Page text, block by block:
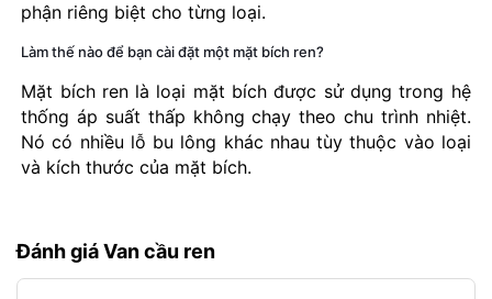
phận riêng biệt cho từng loại.
Làm thế nào để bạn cài đặt một mặt bích ren?
Mặt bích ren là loại mặt bích được sử dụng trong hệ
thống áp suất thấp không chạy theo chu trình nhiệt.
Nó có nhiều lỗ bu lông khác nhau tùy thuộc vào loại
và kích thước của mặt bích.
Đánh giá Van cầu ren